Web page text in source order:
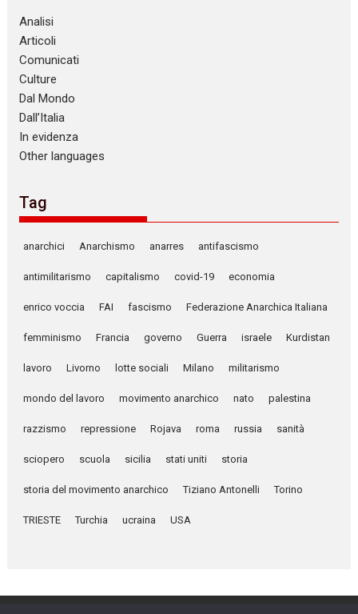
Analisi
Articoli
Comunicati
Culture
Dal Mondo
Dall’Italia
In evidenza
Other languages
Tag
anarchici Anarchismo anarres antifascismo
antimilitarismo capitalismo covid-19 economia
enrico voccia FAI fascismo Federazione Anarchica Italiana
femminismo Francia governo Guerra israele Kurdistan
lavoro Livorno lotte sociali Milano militarismo
mondo del lavoro movimento anarchico nato palestina
razzismo repressione Rojava roma russia sanità
sciopero scuola sicilia stati uniti storia
storia del movimento anarchico Tiziano Antonelli Torino
TRIESTE Turchia ucraina USA